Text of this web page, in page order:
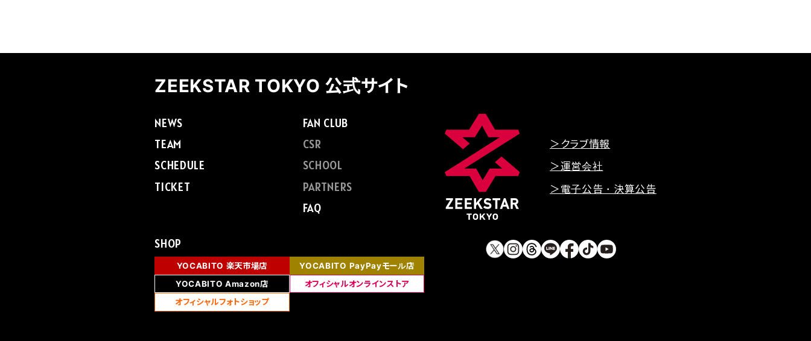
ZEEKSTAR TOKYO 公式サイト
NEWS
TEAM
SCHEDULE
TICKET
FAN CLUB
CSR
SCHOOL
PARTNERS
FAQ
SHOP
YOCABITO 楽天市場店
YOCABITO PayPayモール店
YOCABITO Amazon店
オフィシャルオンラインストア
オフィシャルフォトショップ
＞クラブ情報
＞運営会社
＞電子公告・決算公告